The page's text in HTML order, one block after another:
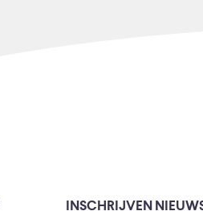
INSCHRIJVEN